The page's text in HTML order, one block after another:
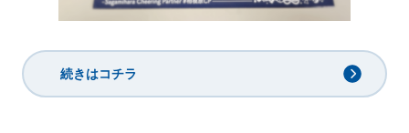
続きはコチラ